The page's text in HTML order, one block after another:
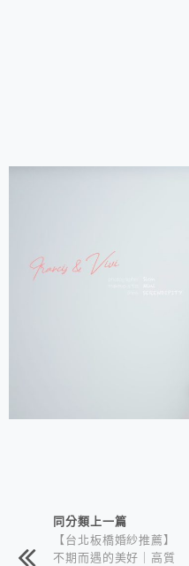
相連文章同分類上一篇
【台北板橋婚紗推薦】
不期而遇的美好｜高質